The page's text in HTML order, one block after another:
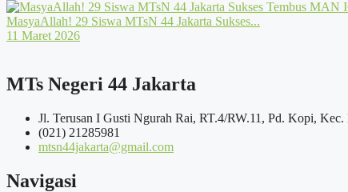
MasyaAllah! 29 Siswa MTsN 44 Jakarta Sukses...
11 Maret 2026
MTs Negeri 44 Jakarta
Jl. Terusan I Gusti Ngurah Rai, RT.4/RW.11, Pd. Kopi,
(021) 21285981
mtsn44jakarta@gmail.com
Navigasi